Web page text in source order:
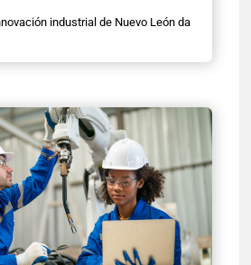
industrial de Nuevo León da